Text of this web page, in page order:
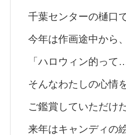
千葉センターの樋口
今年は作画途中から
「ハロウィン的っ
そんなわたしの心情
ご鑑賞していただけ
来年はキャンディの